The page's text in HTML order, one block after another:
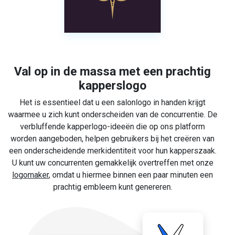
Val op in de massa met een prachtig
kapperslogo
Het is essentieel dat u een salonlogo in handen krijgt
waarmee u zich kunt onderscheiden van de concurrentie. De
verbluffende kapperlogo-ideeën die op ons platform
worden aangeboden, helpen gebruikers bij het creëren van
een onderscheidende merkidentiteit voor hun kapperszaak.
U kunt uw concurrenten gemakkelijk overtreffen met onze
logomaker, omdat u hiermee binnen een paar minuten een
prachtig embleem kunt genereren.